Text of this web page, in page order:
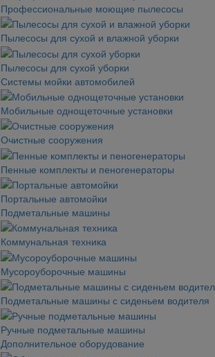
Профессиональные моющие пылесосы
Пылесосы для сухой и влажной уборки
Пылесосы для сухой уборки
Системы мойки автомобилей
Мобильные однощеточные установки
Очистные сооружения
Пенные комплекты и пеногенераторы
Портальные автомойки
Подметальные машины
Коммунальная техника
Мусороуборочные машины
Подметальные машины с сиденьем водителя
Ручные подметальные машины
Дополнительное оборудование